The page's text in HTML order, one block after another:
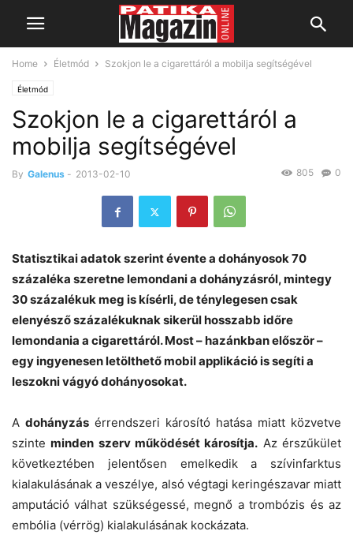
Home Életmód Szokjon le a cigarettáról a mobilja segítségével
Életmód
Szokjon le a cigarettáról a
mobilja segítségével
By Galenus - 2013-02-10 0
805
Statisztikai adatok szerint évente a dohányosok 70
százaléka szeretne lemondani a dohányzásról, mintegy
30 százalékuk meg is kísérli, de ténylegesen csak
elenyésző százalékuknak sikerül hosszabb időre
lemondania a cigarettáról. Most – hazánkban először –
egy ingyenesen letölthető mobil applikáció is segíti a
leszokni vágyó dohányosokat.
A dohányzás érrendszeri károsító hatása miatt közvetve
szinteminden szerv működését károsítja. Az érszűkület
következtében jelentősen emelkedik a szívinfarktus
kialakulásának a veszélye, alsó végtagi keringészavar miatt
amputáció válhat szükségessé, megnő a trombózis és az
embólia (vérrög) kialakulásának kockázata.